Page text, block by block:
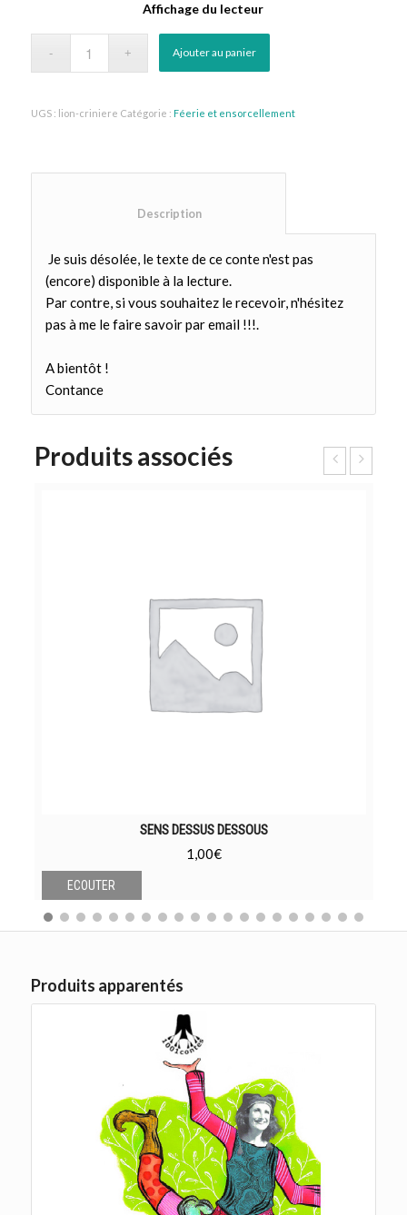
Affichage du lecteur
Ajouter au panier
UGS : lion-criniere Catégorie : Féerie et ensorcellement
						Description
Je suis désolée, le texte de ce conte n'est pas
(encore) disponible à la lecture.
Par contre, si vous souhaitez le recevoir, n'hésitez
pas à me le faire savoir par email !!!.
A bientôt !
Contance
Produits associés
SENS DESSUS DESSOUS
1,00€
ECOUTER
Produits apparentés